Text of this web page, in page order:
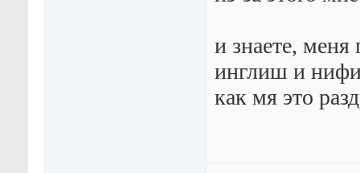
и знаете, меня
инглиш и
как мя это